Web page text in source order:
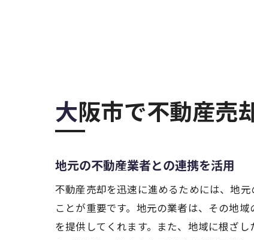
大阪市で不動産
地元の不動産業者との連携を活用
不動産売却を迅速に進めるためには、地
ことが重要です。地元の業者は、その地
を提供してくれます。また、地域に根ざ